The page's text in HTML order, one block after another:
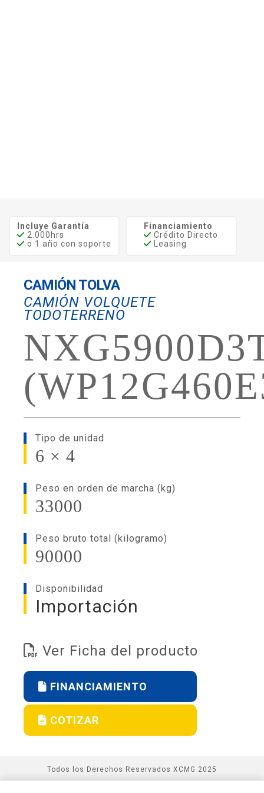
Incluye Garantía
2.000hrs
o 1 año con soporte
Financiamiento
Crédito Directo
Leasing
CAMIÓN TOLVA
CAMIÓN VOLQUETE
TODOTERRENO
Tipo de unidad
6 × 4
Peso en orden de marcha (kg)
33000
Peso bruto total (kilogramo)
90000
Disponibilidad
Importación
Ver Ficha del producto
FINANCIAMIENTO
COTIZAR
Todos los Derechos Reservados XCMG 2025